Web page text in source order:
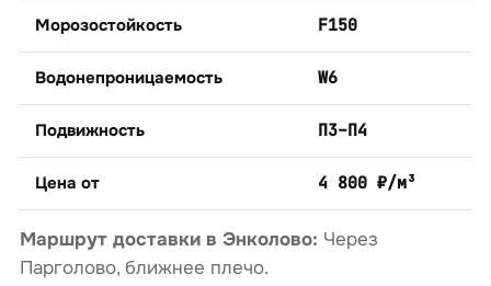
Морозостойкость F150
Водонепроницаемость W6
Подвижность П3–П4
Цена от 4 800 ₽/м³
Маршрут доставки в Энколово: Через
Парголово, ближнее плечо.